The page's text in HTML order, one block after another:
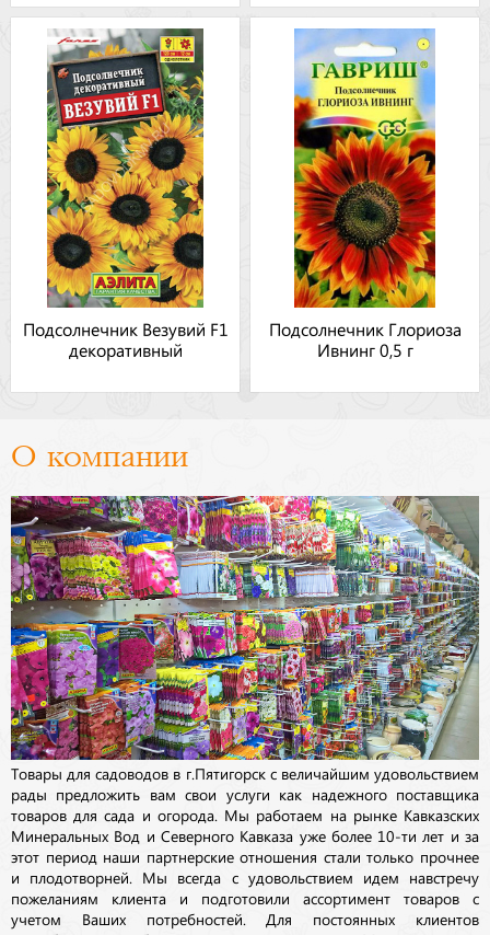
Подсолнечник Везувий F1
декоративный
Подсолнечник Глориоза
Ивнинг 0,5 г
О компании
Товары для садоводов в г.Пятигорск с величайшим удовольствием
рады предложить вам свои услуги как надежного поставщика
товаров для сада и огорода. Мы работаем на рынке Кавказских
Минеральных Вод и Северного Кавказа уже более 10-ти лет и за
этот период наши партнерские отношения стали только прочнее
и плодотворней. Мы всегда с удовольствием идем навстречу
пожеланиям клиента и подготовили ассортимент товаров с
учетом Ваших потребностей. Для постоянных клиентов